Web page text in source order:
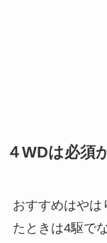
４WDは必須
おすすめはやは
たときは4駆で